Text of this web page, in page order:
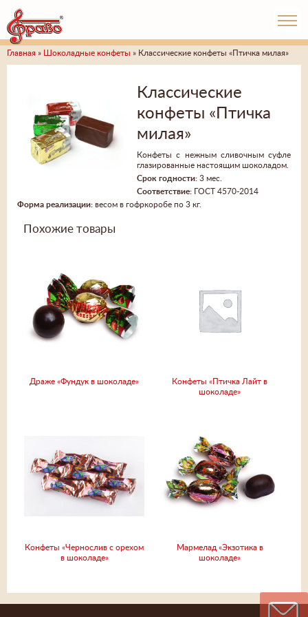
Главная » Шоколадные конфеты » Классические конфеты «Птичка милая»
Классические
конфеты «Птичка
милая»
Конфеты с нежным сливочным суфле
глазированные настоящим шоколадом.
Срок годности: 3 мес.
Соответствие: ГОСТ 4570-2014
Форма реализации: весом в гофркоробе по 3 кг.
Похожие товары
Драже «Фундук в шоколаде»
Конфеты «Птичка Лайт в
шоколаде»
Конфеты «Чернослив с орехом
в шоколаде»
Мармелад «Экзотика в
шоколаде»